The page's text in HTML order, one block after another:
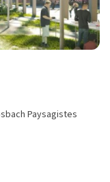
Paysagistes